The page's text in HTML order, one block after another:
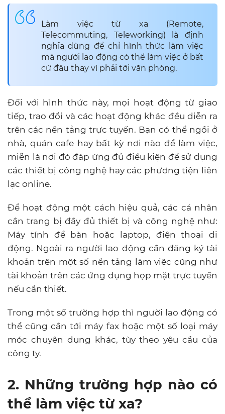
Làm việc từ xa (Remote,
Telecommuting, Teleworking) là định
nghĩa dùng để chỉ hình thức làm việc
mà người lao động có thể làm việc ở bất
cứ đâu thay vì phải tới văn phòng.
Đối với hình thức này, mọi hoạt động từ giao
tiếp, trao đổi và các hoạt động khác đều diễn ra
trên các nền tảng trực tuyến. Bạn có thể ngồi ở
nhà, quán cafe hay bất kỳ nơi nào để làm việc,
miễn là nơi đó đáp ứng đủ điều kiện để sử dụng
các thiết bị công nghệ hay các phương tiện liên
lạc online.
Để hoạt động một cách hiệu quả, các cá nhân
cần trang bị đầy đủ thiết bị và công nghệ như:
Máy tính để bàn hoặc laptop, điện thoại di
động. Ngoài ra người lao động cần đăng ký tài
khoản trên một số nền tảng làm việc cũng như
tài khoản trên các ứng dụng họp mặt trực tuyến
nếu cần thiết.
Trong một số trường hợp thì người lao động có
thể cũng cần tới máy fax hoặc một số loại máy
móc chuyên dụng khác, tùy theo yêu cầu của
công ty.
2. Những trường hợp nào có
thể làm việc từ xa?